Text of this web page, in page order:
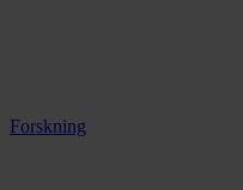
Forskning